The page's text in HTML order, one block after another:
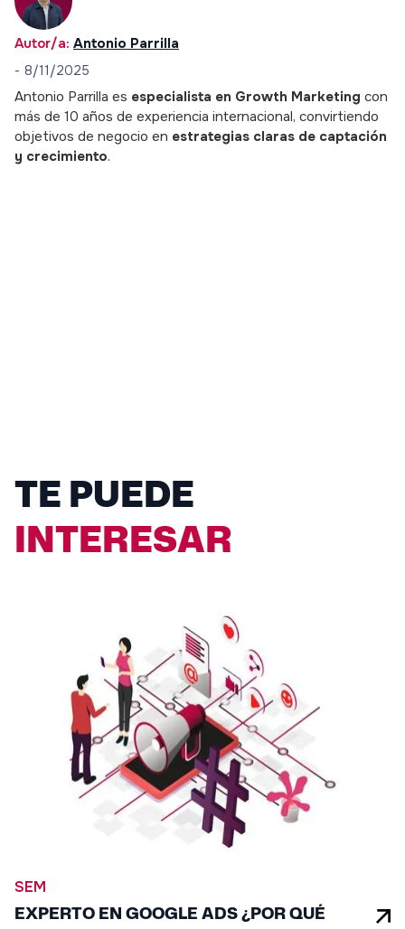
Autor/a: Antonio Parrilla
- 8/11/2025
Antonio Parrilla es especialista en Growth Marketing con
más de 10 años de experiencia internacional, convirtiendo
objetivos de negocio en estrategias claras de captación
y crecimiento.
TE PUEDE
INTERESAR
SEM
EXPERTO EN GOOGLE ADS ¿POR QUÉ